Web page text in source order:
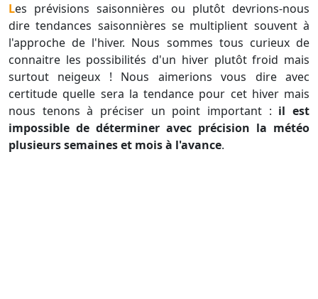
Les prévisions saisonnières ou plutôt devrions-nous
dire tendances saisonnières se multiplient souvent à
l'approche de l'hiver. Nous sommes tous curieux de
connaitre les possibilités d'un hiver plutôt froid mais
surtout neigeux ! Nous aimerions vous dire avec
certitude quelle sera la tendance pour cet hiver mais
nous tenons à préciser un point important : il est
impossible de déterminer avec précision la météo
plusieurs semaines et mois à l'avance.